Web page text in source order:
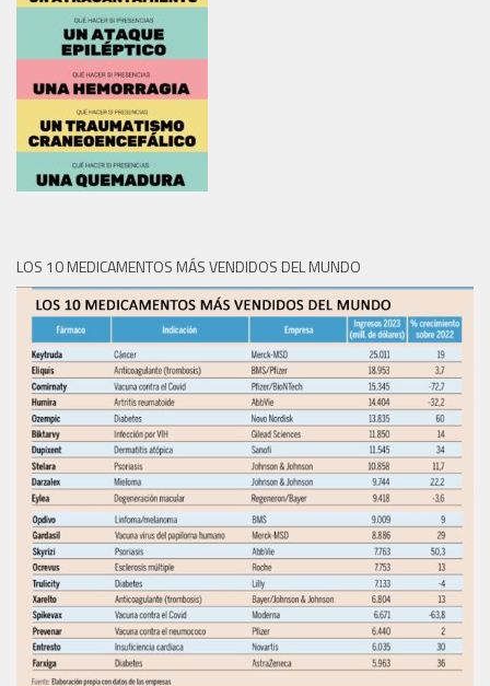
LOS 10 MEDICAMENTOS MÁS VENDIDOS DEL MUNDO